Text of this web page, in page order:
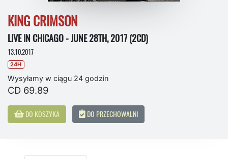
KING CRIMSON
LIVE IN CHICAGO - JUNE 28TH, 2017 (2CD)
13.10.2017
24H
Wysyłamy w ciągu 24 godzin
CD 69.89
DO KOSZYKA DO PRZECHOWALNI